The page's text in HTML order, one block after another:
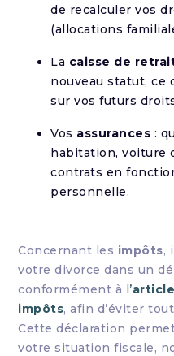
de recalculer vos
(allocations
La caisse de
nouveau statut, ce
sur vos futurs
Vos assurances :
habitation, voiture
contrats en
personnelle.
Concernant les impôts,
votre divorce dans un
conformément à l’
impôts, afin d’éviter tout
Cette déclaration
votre situation fiscale,